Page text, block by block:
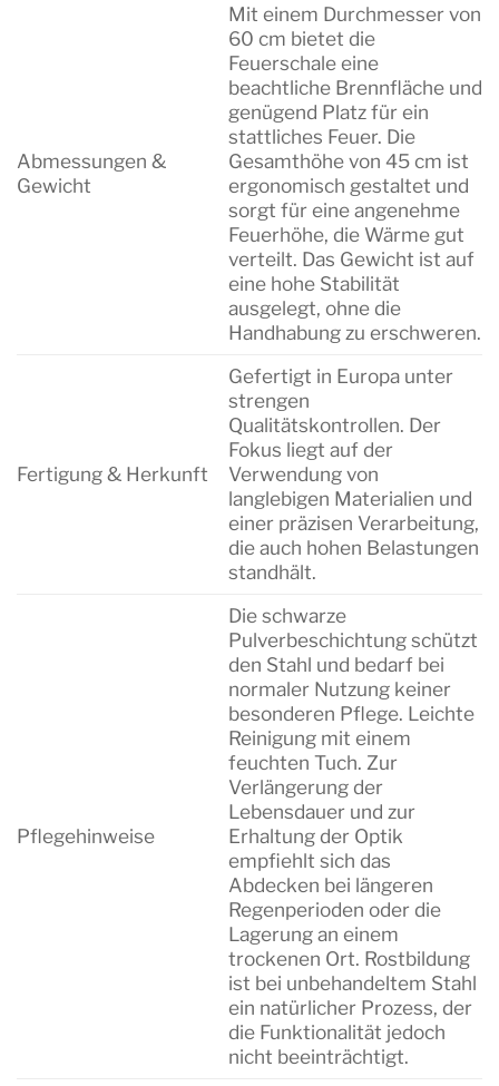
Abmessungen &
Gewicht
Mit einem Durchmesser von
60 cm bietet die
Feuerschale eine
beachtliche Brennfläche und
genügend Platz für ein
stattliches Feuer. Die
Gesamthöhe von 45 cm ist
ergonomisch gestaltet und
sorgt für eine angenehme
Feuerhöhe, die Wärme gut
verteilt. Das Gewicht ist auf
eine hohe Stabilität
ausgelegt, ohne die
Handhabung zu erschweren.
Fertigung & Herkunft
Gefertigt in Europa unter
strengen
Qualitätskontrollen. Der
Fokus liegt auf der
Verwendung von
langlebigen Materialien und
einer präzisen Verarbeitung,
die auch hohen Belastungen
standhält.
Pflegehinweise
Die schwarze
Pulverbeschichtung schützt
den Stahl und bedarf bei
normaler Nutzung keiner
besonderen Pflege. Leichte
Reinigung mit einem
feuchten Tuch. Zur
Verlängerung der
Lebensdauer und zur
Erhaltung der Optik
empfiehlt sich das
Abdecken bei längeren
Regenperioden oder die
Lagerung an einem
trockenen Ort. Rostbildung
ist bei unbehandeltem Stahl
ein natürlicher Prozess, der
die Funktionalität jedoch
nicht beeinträchtigt.